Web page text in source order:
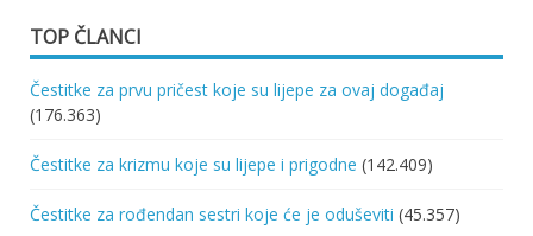
TOP ČLANCI
Čestitke za prvu pričest koje su lijepe za ovaj događaj
(176.363)
Čestitke za krizmu koje su lijepe i prigodne (142.409)
Čestitke za rođendan sestri koje će je oduševiti (45.357)